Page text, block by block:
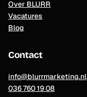
Over BLURR
Vacatures
Blog
Contact
info@blurrmarketing.nl
036 760 19 08